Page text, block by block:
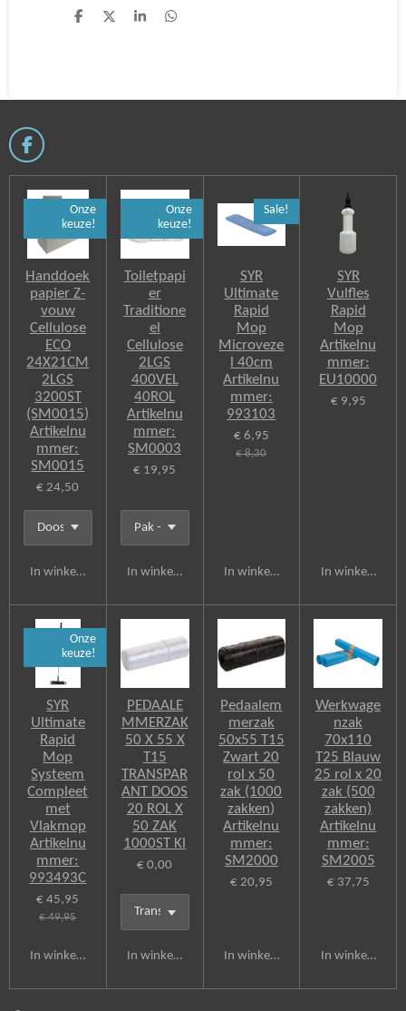
D
D
S
D
F
e
Onze
keuze!
Handdoek
papier Z-
vouw
Cellulose
ECO
24X21CM
2LGS
3200ST
(SM0015)
Artikelnu
mmer:
SM0015
€ 24,50
In winkelwagen
Onze
keuze!
Toiletpapi
er
Traditione
el
Cellulose
2LGS
400VEL
40ROL
Artikelnu
mmer:
SM0003
€ 19,95
In winkelwagen
Sale!
SYR
Ultimate
Rapid
Mop
Microveze
l 40cm
Artikelnu
mmer:
993103
€ 6,95
€ 8,30
In winkelwagen
SYR
Vulfles
Rapid
Mop
Artikelnu
mmer:
EU10000
€ 9,95
In winkelwagen
Onze
keuze!
SYR
Ultimate
Rapid
Mop
Systeem
Compleet
met
Vlakmop
Artikelnu
mmer:
993493C
€ 45,95
€ 49,95
In winkelwagen
PEDAALE
MMERZAK
50 X 55 X
T15
TRANSPAR
ANT DOOS
20 ROL X
50 ZAK
1000ST Kl
€ 0,00
In winkelwagen
Pedaalem
merzak
50x55 T15
Zwart 20
rol x 50
zak (1000
zakken)
Artikelnu
mmer:
SM2000
€ 20,95
In winkelwagen
Werkwage
nzak
70x110
T25 Blauw
25 rol x 20
zak (500
zakken)
Artikelnu
mmer:
SM2005
€ 37,75
In winkelwagen